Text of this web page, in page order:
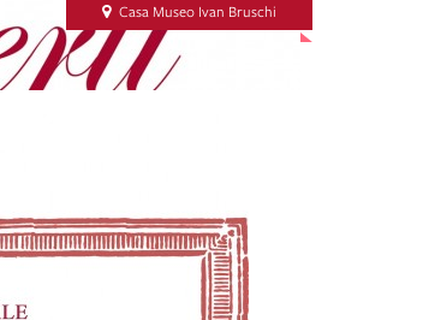
Casa Museo Ivan Bruschi